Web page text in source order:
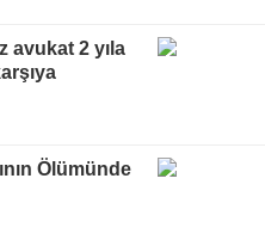
avukat 2 yıla
Ölümünde